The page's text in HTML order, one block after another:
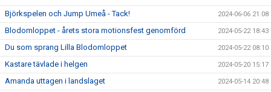
Björkspelen och Jump Umeå - Tack! 2024-06-06 21:08
Blodomloppet - årets stora motionsfest genomförd 2024-05-22 18:43
Du som sprang Lilla Blodomloppet 2024-05-22 08:10
Kastare tävlade i helgen 2024-05-20 15:17
Amanda uttagen i landslaget 2024-05-14 20:48